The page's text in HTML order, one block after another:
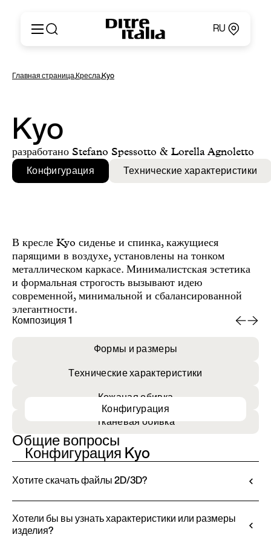
RU
Продукция
Каталоги и материалы
Ditre for Professionals
Точки продаж
Новости и пресса
Личный кабинет
English
Español
Русский
简体中文
Главная страница,Кресла,Kyo
Kyo
разработано Stefano Spessotto & Lorella Agnoletto
Конфигурация Технические характеристики
В кресле Kyo сиденье и спинка, кажущиеся
парящими в воздухе, установлены на тонком
металлическом каркасе. Минималистская эстетика
и формальная строгость вызывают идею
современной, минимальной и сбалансированной
элегантности.
Композиция 1
Формы и размеры
Технические характеристики
Кожаная обивка
Тканевая обивка
Конфигурация Kyo
Конфигурация
Общие вопросы
Хотите скачать файлы 2D/3D?
персонализировать свои изделия с помощью 3D-
конфигуратора. Этот инструмент позволяет
Хотели бы вы узнать характеристики или размеры
изделия?